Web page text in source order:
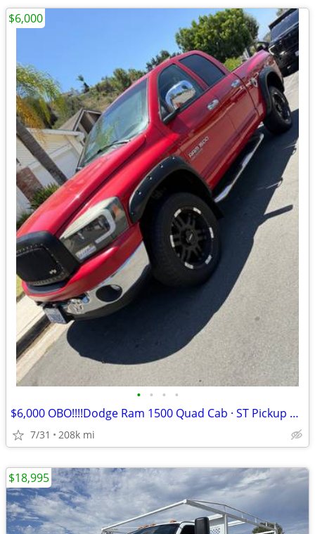
• • • •
$6,000 OBO!!!!Dodge Ram 1500 Quad Cab · ST Pickup 4D 6 1/4
7/31 208k mi
$6,000
$18,995